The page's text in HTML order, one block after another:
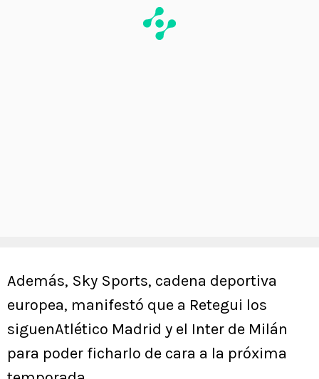
Además, Sky Sports, cadena deportiva
europea, manifestó que a Retegui los
siguenAtlético Madrid y el Inter de Milán
para poder ficharlo de cara a la próxima